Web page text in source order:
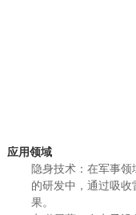
应用领域
隐身技术：在军事
的研发中，通过吸
果。